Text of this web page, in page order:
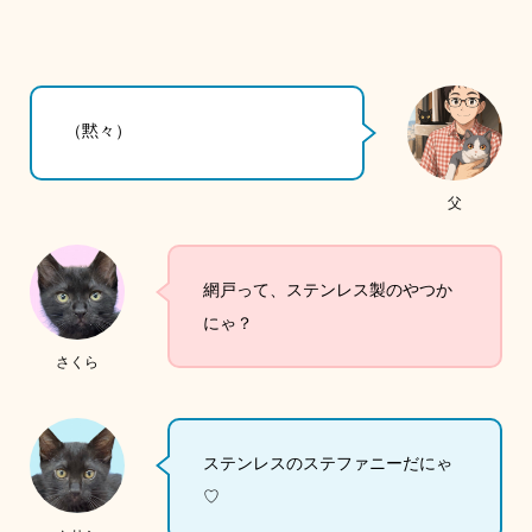
父
（黙々）
さくら
網戸って、ステンレス製のやつか
にゃ？
ステンレスのステファニーだにゃ
♡